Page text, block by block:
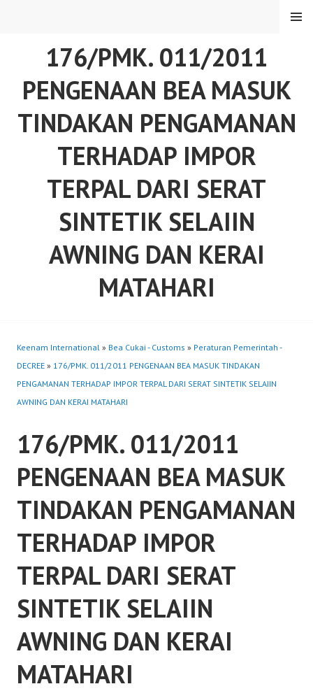
176/PMK. 011/2011
PENGENAAN BEA MASUK
TINDAKAN PENGAMANAN
TERHADAP IMPOR
TERPAL DARI SERAT
SINTETIK SELAIIN
AWNING DAN KERAI
MATAHARI
MENU
Keenam International » Bea Cukai - Customs » Peraturan Pemerintah -
DECREE » 176/PMK. 011/2011 PENGENAAN BEA MASUK TINDAKAN
PENGAMANAN TERHADAP IMPOR TERPAL DARI SERAT SINTETIK SELAIIN
AWNING DAN KERAI MATAHARI
176/PMK. 011/2011
PENGENAAN BEA MASUK
TINDAKAN PENGAMANAN
TERHADAP IMPOR
TERPAL DARI SERAT
SINTETIK SELAIIN
AWNING DAN KERAI
MATAHARI